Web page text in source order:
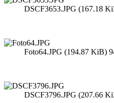
DSCF3653.JPG (167.18
Foto64.JPG (194.87 KiB)
DSCF3796.JPG (207.66